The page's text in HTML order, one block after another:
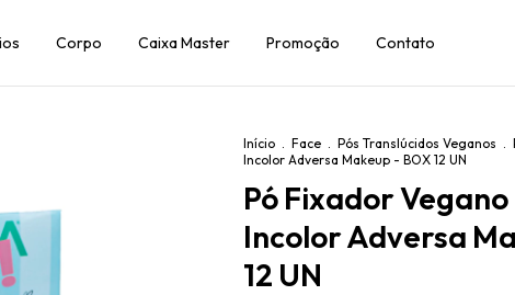
Corpo Caixa Master Promoção Contato
Início . Face . Pós Translúcidos Veganos .
Incolor Adversa Makeup - BOX 12 UN
Pó Fixador Vegano
Incolor Adversa
12 UN